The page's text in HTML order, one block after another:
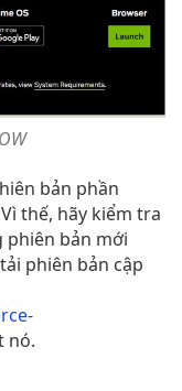
bản phần
thế, hãy kiểm tra
phiên bản mới
phiên bản cập
nó.